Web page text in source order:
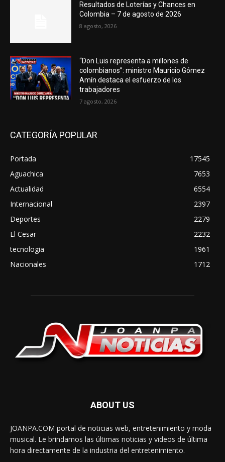
Resultados de Loterías y Chances en
Colombia – 7 de agosto de 2026
8 agosto, 2026
“Don Luis representa a millones de
colombianos”: ministro Mauricio Gómez
Amín destaca el esfuerzo de los
trabajadores
7 agosto, 2026
CATEGORÍA POPULAR
Portada
17545
Aguachica
7653
Actualidad
6554
Internacional
2397
Deportes
2279
El Cesar
2232
tecnologia
1961
Nacionales
1712
ABOUT US
JOANPA.COM portal de noticias web, entretenimiento y moda
musical. Le brindamos las últimas noticias y videos de última
hora directamente de la industria del entretenimiento.